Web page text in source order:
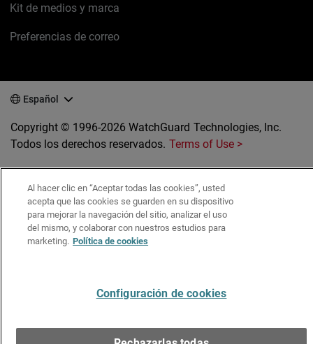
Kit de medios y marca
Preferencias de correo
Español
Copyright © 1996-2026 WatchGuard Technologies, Inc.
Todos los derechos reservados. Terms of Use >
Al hacer clic en “Aceptar todas las cookies”, usted
acepta que las cookies se guarden en su dispositivo
para mejorar la navegación del sitio, analizar el uso
del mismo, y colaborar con nuestros estudios para
marketing. Política de cookies
Configuración de cookies